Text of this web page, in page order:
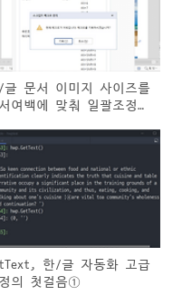
글 문서 이미지 사이즈를
여백에 맞춰 일괄조정
한/글 자동화 고급
의 첫걸음①